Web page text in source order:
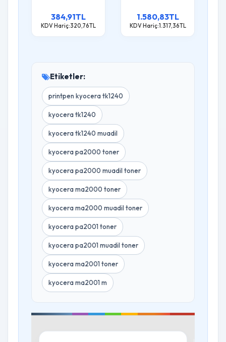
384,91TL
KDV Hariç:320,76TL
1.580,83TL
KDV Hariç:1.317,36TL
Etiketler:
printpen kyocera tk1240
kyocera tk1240
kyocera tk1240 muadil
kyocera pa2000 toner
kyocera pa2000 muadil toner
kyocera ma2000 toner
kyocera ma2000 muadil toner
kyocera pa2001 toner
kyocera pa2001 muadil toner
kyocera ma2001 toner
kyocera ma2001 m